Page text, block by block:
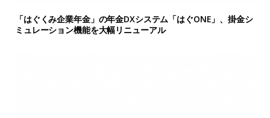
「はぐくみ企業年金」の年金DXシステム「はぐONE」、掛金シ
ミュレーション機能を大幅リニューアル